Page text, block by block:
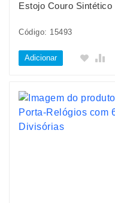
Estojo Couro Sintético
Código: 15493
Adicionar